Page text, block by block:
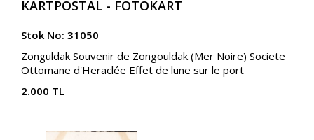
KARTPOSTAL - FOTOKART
Stok No: 31050
Zonguldak Souvenir de Zongouldak (Mer Noire) Societe
Ottomane d'Heraclée Effet de lune sur le port
2.000 TL